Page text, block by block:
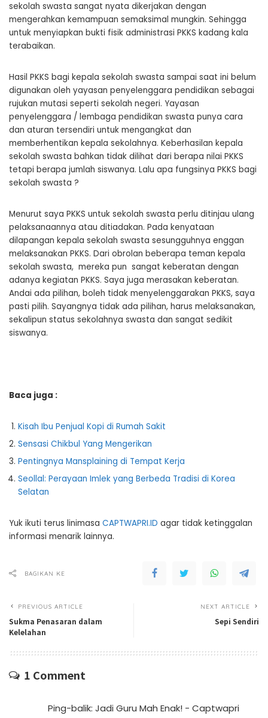
sekolah swasta sangat nyata dikerjakan dengan
mengerahkan kemampuan semaksimal mungkin. Sehingga
untuk menyiapkan bukti fisik administrasi PKKS kadang kala
terabaikan.
Hasil PKKS bagi kepala sekolah swasta sampai saat ini belum
digunakan oleh yayasan penyelenggara pendidikan sebagai
rujukan mutasi seperti sekolah negeri. Yayasan
penyelenggara / lembaga pendidikan swasta punya cara
dan aturan tersendiri untuk mengangkat dan
memberhentikan kepala sekolahnya. Keberhasilan kepala
sekolah swasta bahkan tidak dilihat dari berapa nilai PKKS
tetapi berapa jumlah siswanya. Lalu apa fungsinya PKKS bagi
sekolah swasta ?
Menurut saya PKKS untuk sekolah swasta perlu ditinjau ulang
pelaksanaannya atau ditiadakan. Pada kenyataan
dilapangan kepala sekolah swasta sesungguhnya enggan
melaksanakan PKKS. Dari obrolan beberapa teman kepala
sekolah swasta, mereka pun sangat keberatan dengan
adanya kegiatan PKKS. Saya juga merasakan keberatan.
Andai ada pilihan, boleh tidak menyelenggarakan PKKS, saya
pasti pilih. Sayangnya tidak ada pilihan, harus melaksanakan,
sekalipun status sekolahnya swasta dan sangat sedikit
siswanya.
Baca juga :
Kisah Ibu Penjual Kopi di Rumah Sakit
Sensasi Chikbul Yang Mengerikan
Pentingnya Mansplaining di Tempat Kerja
Seollal: Perayaan Imlek yang Berbeda Tradisi di Korea
Selatan
Yuk ikuti terus linimasa CAPTWAPRI.ID agar tidak ketinggalan
informasi menarik lainnya.
BAGIKAN KE
PREVIOUS ARTICLE
Sukma Penasaran dalam
Kelelahan
NEXT ARTICLE
Sepi Sendiri
1 Comment
Ping-balik: Jadi Guru Mah Enak! - Captwapri